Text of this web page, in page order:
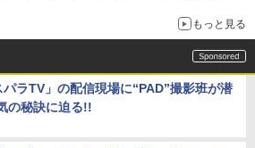
もっと見る
パラTV」の配信現場に“PAD”撮影班が潜
の秘訣に迫る!!